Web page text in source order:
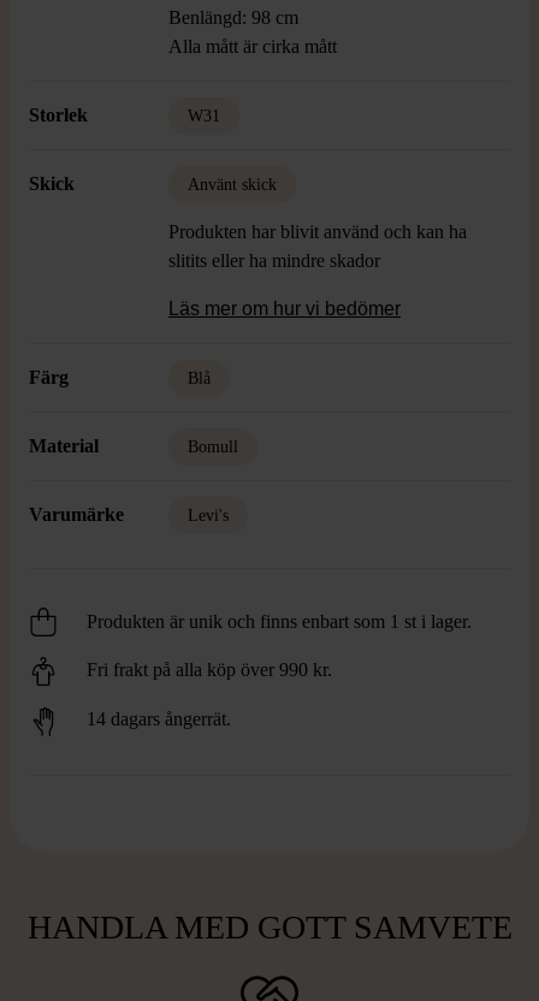
Benlängd: 98 cm
Alla mått är cirka mått
Storlek W31
Skick Använt skick
Produkten har blivit använd och kan ha
slitits eller ha mindre skador
Läs mer om hur vi bedömer
Färg Blå
Material Bomull
Varumärke Levi's
Produkten är unik och finns enbart som 1 st i lager.
Fri frakt på alla köp över 990 kr.
14 dagars ångerrät.
HANDLA MED GOTT SAMVETE